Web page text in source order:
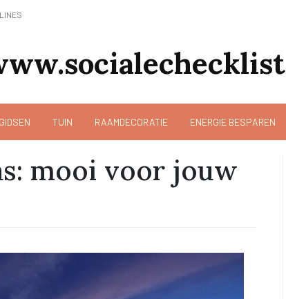
TUIN RAAMDECORATIE ENERGIE BESPAREN
mooi voor jouw